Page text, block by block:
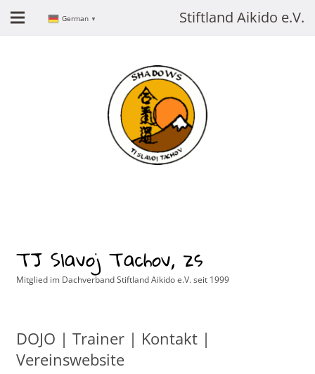
German ▼ Stiftland Aikido e.V.
TJ Slavoj Tachov, zs
Mitglied im Dachverband Stiftland Aikido e.V. seit 1999
DOJO | Trainer| Kontakt|
Vereinswebsite